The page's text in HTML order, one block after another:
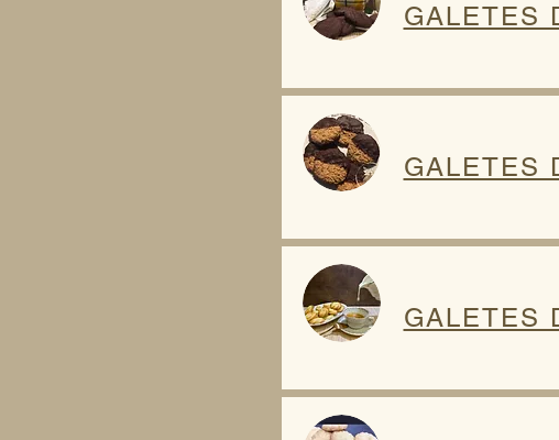
GALETES
GALETES
GALETES